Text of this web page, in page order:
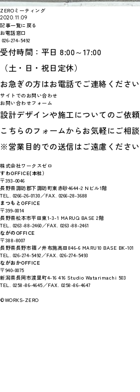
ZEROミーティング
2020.11.09
記事一覧に戻る
お電話窓口
026-274-5492
受付時間：平日 8:00～17:00
（土・日・祝日定休）
お急ぎの方はお電話でご連絡ください
サイトでのお問い合わせ
お問い合わせフォーム
設計デザインや施工についてのご依
こちらのフォームからお気軽にご相談
※営業目的での送信はご遠慮ください
株式会社ワークスゼロ
すわOFFICE(本社）
〒393-0046
長野県諏訪郡下諏訪町東赤砂4644-2 Nビル1階
TEL. 0266-26-0130／FAX. 0266-28-3688
まつもとOFFICE
〒399-0014
長野県松本市平田東1-3-1 MARUQ BASE 2階
TEL. 0263-88-2460／FAX. 0263-88-2461
ながのOFFICE
〒388-8007
長野県長野市篠ノ井布施高田846-6 MARU10 BASE BK-101
TEL. 026-274-5492／FAX. 026-274-5493
ながおかOFFICE
〒940-0075
新潟県長岡市渡里町4-16 416 Studio Watarimachi 503
TEL. 0258-86-4645／FAX. 0258-86-4647
©WORKS-ZERO